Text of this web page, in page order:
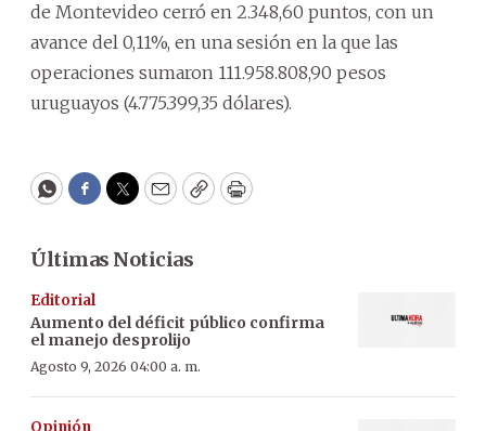
de Montevideo cerró en 2.348,60 puntos, con un
avance del 0,11%, en una sesión en la que las
operaciones sumaron 111.958.808,90 pesos
uruguayos (4.775.399,35 dólares).
WhatsApp
Facebook
Twitter
EmailCopyPrint
Últimas Noticias
Editorial
Aumento del déficit público confirma
el manejo desprolijo
Agosto 9, 2026 04:00 a. m.
Opinión